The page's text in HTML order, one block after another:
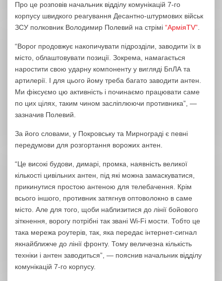
Про це розповів начальник відділу комунікацій 7-го
корпусу швидкого реагування Десантно-штурмових військ
ЗСУ полковник Володимир Полевий на стрімі “АрміяTV”
“Ворог продовжує накопичувати підрозділи, заводити їх в
місто, облаштовувати позиції. Зокрема, намагається
наростити свою ударну компоненту у вигляді БпЛА та
артилерії. І для цього йому треба багато заводити антен.
Ми фіксуємо цю активність і починаємо працювати саме
по цих цілях, таким чином засліплюючи противника”, —
зазначив Полевий.
За його словами, у Покровську та Мирнограді є певні
передумови для розгортання ворожих антен.
“Це високі будови, димарі, промка, наявність великої
кількості цивільних антен, під які можна замаскуватися,
прикинутися простою антеною для телебачення. Крім
всього іншого, противник затягнув оптоволокно в саме
місто. Але для того, щоби наблизитися до лінії бойового
зіткнення, ворогу потрібні так звані Wi-Fi мости. Тобто це
така мережа роутерів, так, яка передає інтернет-сигнал
якнайближче до лінії фронту. Тому величезна кількість
техніки і антен заводиться”, — пояснив начальник відділу
комунікацій 7-го корпусу.